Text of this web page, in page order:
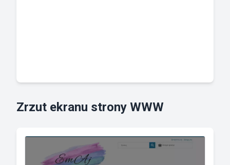
Zrzut ekranu strony WWW